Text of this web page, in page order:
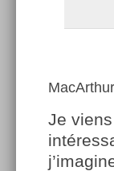
MacArthur
Je